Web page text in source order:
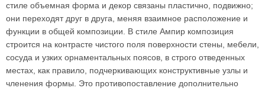
стиле объемная форма и декор связаны пластично, подвижно;
они переходят друг в друга, меняя взаимное расположение и
функции в общей композиции. В стиле Ампир композиция
строится на контрасте чистого поля поверхности стены, мебели,
сосуда и узких орнаментальных поясов, в строго отведенных
местах, как правило, подчеркивающих конструктивные узлы и
членения формы. Это противопоставление дополнительно